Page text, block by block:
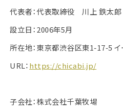
代表者：代表取締役 川上 鉄太郎
設立日：2006年5月
所在地：東京都渋谷区東1-17-5 イ
URL： https://chicabi.jp/
子会社：株式会社千葉牧場